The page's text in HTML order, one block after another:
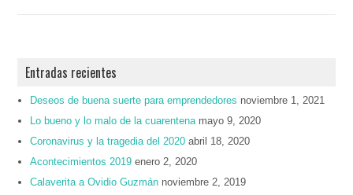
Entradas recientes
Deseos de buena suerte para emprendedores noviembre 1, 2021
Lo bueno y lo malo de la cuarentena mayo 9, 2020
Coronavirus y la tragedia del 2020 abril 18, 2020
Acontecimientos 2019 enero 2, 2020
Calaverita a Ovidio Guzmán noviembre 2, 2019